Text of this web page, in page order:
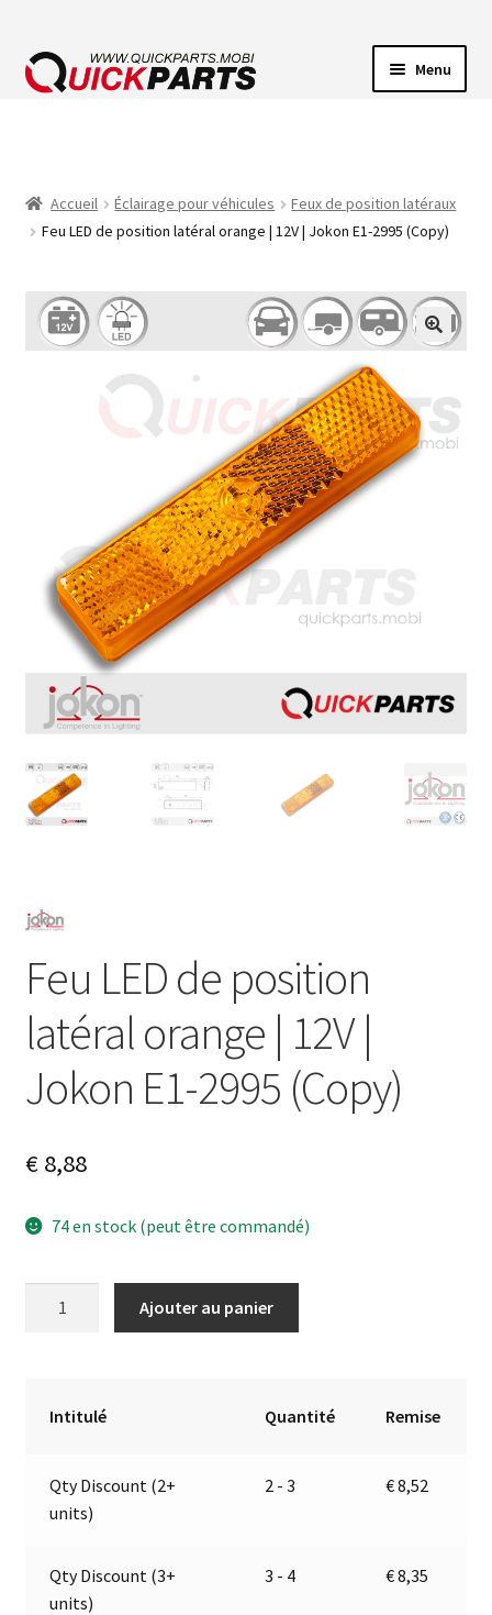
Menu
AVERTISSEUR SONORE
Accueil Éclairage pour véhicules
Feux de position latéraux
Feu LED de position latéral orange | 12V | Jokon E1-2995 (Copy)
Feu LED de position
latéral orange | 12V |
Jokon E1-2995 (Copy)
€8,88
74 en stock (peut être commandé)
orange
Jokon
Ajouter au panier
Intitulé Quantité Remise
Qty Discount (2+
units)
2 - 3 €8,52
Qty Discount (3+
units)
3 - 4 €8,35